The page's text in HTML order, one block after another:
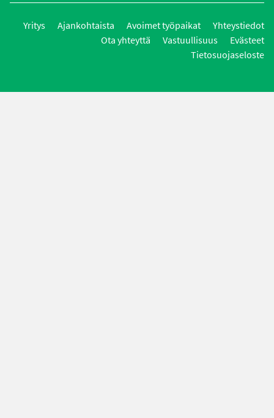
Yritys Ajankohtaista Avoimet työpaikat
Yhteystiedot
Ota yhteyttä
Vastuullisuus
Evästeet
Tietosuojaseloste